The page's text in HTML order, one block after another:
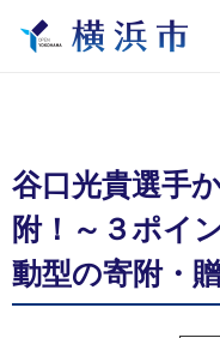
谷口光貴選手
附！～３ポイ
動型の寄附・